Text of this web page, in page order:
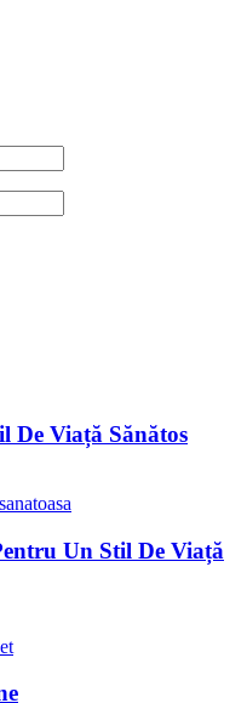
De Viață Sănătos
Un Stil De Viață